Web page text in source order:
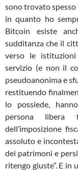
sono trovato spesso
in quanto ho
Bitcoin esiste
sudditanza che il
verso le
servizio (e non il
pseudoanonima e
restituendo
lo possiede,
persona libera
dell’imposizione
assoluto e
dei patrimoni e
ritengo giuste”. E in